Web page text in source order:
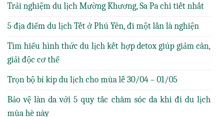
Trải nghiệm du lịch Mường Khương, Sa Pa chi tiết nhất
5 địa điểm du lịch Tết ở Phú Yên, đi một lần là nghiện
Tìm hiểu hình thức du lịch kết hợp detox giúp giảm cân,
giải độc cơ thể
Trọn bộ bí kíp du lịch cho mùa lễ 30/04 – 01/05
Bảo vệ làn da với 5 quy tắc chăm sóc da khi đi du lịch
mùa hè này